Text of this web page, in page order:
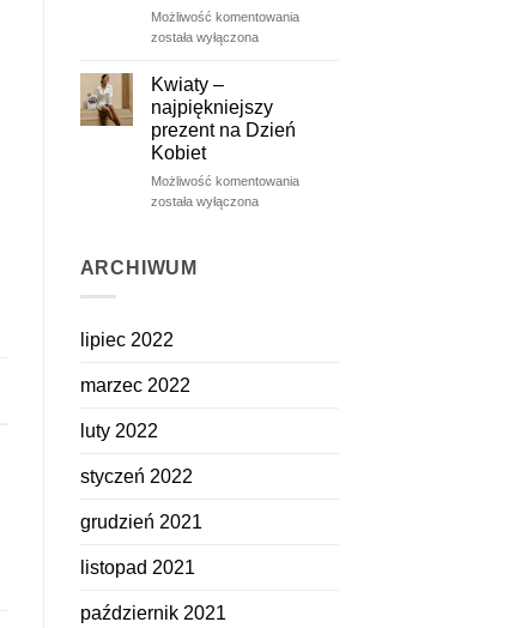
dłużej
Możliwość komentowaniaPrezent
została wyłączona
Kwiaty –
najpiękniejszy
prezent na Dzień
Kobiet
Możliwość komentowaniaKwiaty
została wyłączona
ARCHIWUM
lipiec 2022
marzec 2022
luty 2022
styczeń 2022
grudzień 2021
listopad 2021
październik 2021